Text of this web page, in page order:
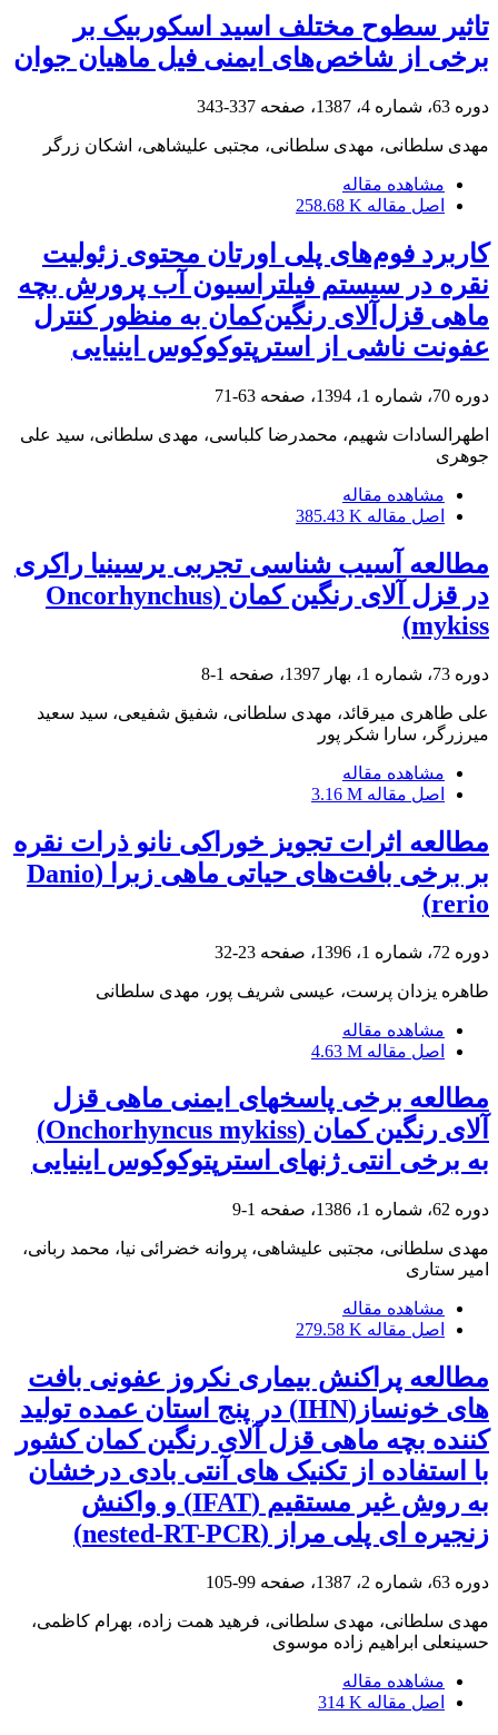
تاثیر سطوح مختلف اسید اسکوربیک بر
برخی از شاخص‌های ایمنی فیل ماهیان جوان
دوره 63، شماره 4، 1387، صفحه 337-343
مهدی سلطانی، مهدی سلطانی، مجتبی علیشاهی، اشکان زرگر
مشاهده مقاله
اصل مقاله 258.68 K
کاربرد فوم‌های پلی اورتان محتوی زئولیت
نقره در سیستم فیلتراسیون آب پرورش بچه
ماهی قزل‌آلای رنگین‌کمان به منظور کنترل
عفونت ناشی از استرپتوکوکوس اینیایی
دوره 70، شماره 1، 1394، صفحه 63-71
اطهرالسادات شهیم، محمدرضا کلباسی، مهدی سلطانی، سید علی
جوهری
مشاهده مقاله
اصل مقاله 385.43 K
مطالعه آسیب شناسی تجربی یرسینیا راکری
در قزل آلای رنگین کمان (Oncorhynchus
mykiss)
دوره 73، شماره 1، بهار 1397، صفحه 1-8
علی طاهری میرقائد، مهدی سلطانی، شفیق شفیعی، سید سعید
میرزرگر، سارا شکر پور
مشاهده مقاله
اصل مقاله 3.16 M
مطالعه اثرات تجویز خوراکی نانو ذرات نقره
بر برخی بافت‌های حیاتی ماهی زبرا (Danio
rerio)
دوره 72، شماره 1، 1396، صفحه 23-32
طاهره یزدان پرست، عیسی شریف پور، مهدی سلطانی
مشاهده مقاله
اصل مقاله 4.63 M
مطالعه برخی پاسخهای ایمنی ماهی قزل
آلای رنگین کمان (Onchorhyncus mykiss)
به برخی انتی ژنهای استرپتوکوکوس اینیایی
دوره 62، شماره 1، 1386، صفحه 1-9
مهدی سلطانی، مجتبی علیشاهی، پروانه خضرائی نیا، محمد ربانی،
امیر ستاری
مشاهده مقاله
اصل مقاله 279.58 K
مطالعه پراکنش بیماری نکروز عفونی بافت
های خونساز(IHN) در پنج استان عمده تولید
کننده بچه ماهی قزل آلای رنگین کمان کشور
با استفاده از تکنیک های آنتی بادی درخشان
به روش غیر مستقیم (IFAT) و واکنش
زنجیره ای پلی مراز (nested-RT-PCR)
دوره 63، شماره 2، 1387، صفحه 99-105
مهدی سلطانی، مهدی سلطانی، فرهید همت زاده، بهرام کاظمی،
حسینعلی ابراهیم زاده موسوی
مشاهده مقاله
اصل مقاله 314 K